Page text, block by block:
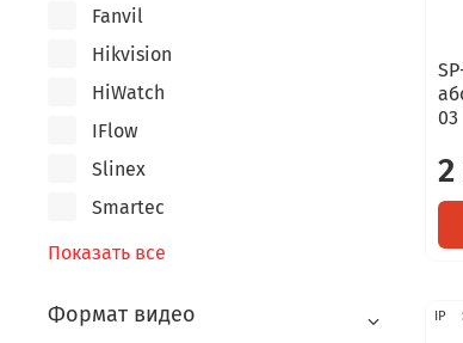
03
2
IP
Fanvil
Hikvision
HiWatch
IFlow
Slinex
Smartec
Показать все
Формат видео